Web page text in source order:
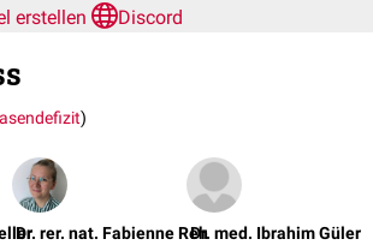
erstellen
Discord
)
Dr. rer. nat. Fabienne RehDr. med. Ibrahim Güler